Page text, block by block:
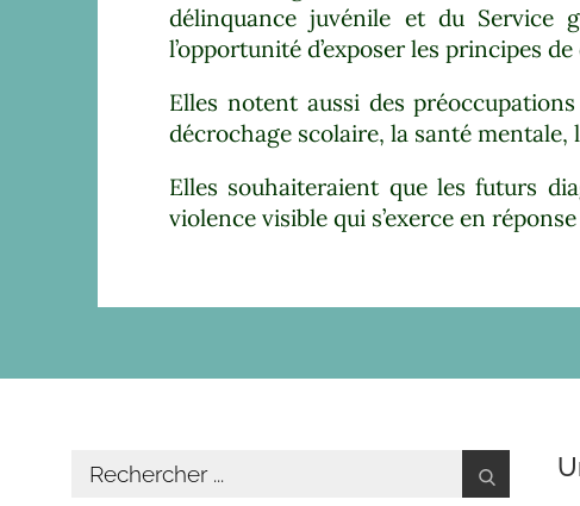
délinquance juvénile et du Service
l’opportunité d’exposer les principes
Elles notent aussi des
décrochage scolaire, la santé mentale,
Elles souhaiteraient que les futurs
violence visible qui s’exerce en